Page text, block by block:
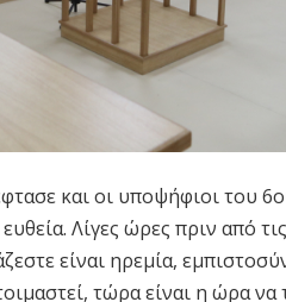
και οι υποψήφιοι του
Λίγες ώρες πριν από
είναι ηρεμία,
τώρα είναι η ώρα να